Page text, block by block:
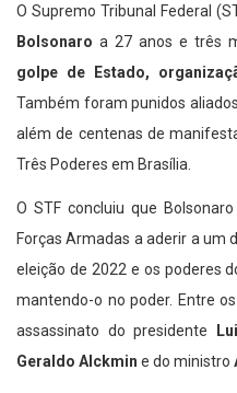
O Supremo Tribunal Federal
Bolsonaro a 27 anos e três
golpe de Estado,
Também foram punidos
além de centenas de
Três Poderes em Brasília.
O STF concluiu que
Forças Armadas a aderir a um
eleição de 2022 e os poderes
mantendo-o no poder. Entre
assassinato do presidente
Geraldo Alckmin e do ministro